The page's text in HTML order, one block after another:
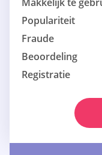
Populariteit
Fraude
Beoordeling
Registratie